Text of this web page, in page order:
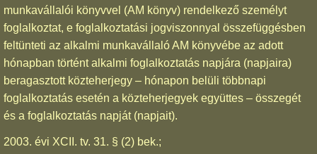
munkavállalói könyvvel (AM könyv) rendelkező személyt
foglalkoztat, e foglalkoztatási jogviszonnyal összefüggésben
feltünteti az alkalmi munkavállaló AM könyvébe az adott
hónapban történt alkalmi foglalkoztatás napjára (napjaira)
beragasztott közteherjegy – hónapon belüli többnapi
foglalkoztatás esetén a közteherjegyek együttes – összegét
és a foglalkoztatás napját (napjait).
2003. évi XCII. tv. 31. § (2) bek.;